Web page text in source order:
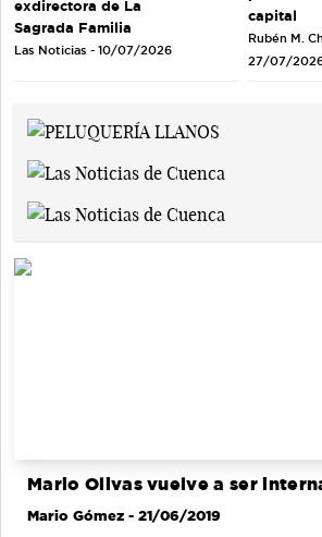
exdirectora de La
Sagrada Familia
Las Noticias - 10/07/2026
capital
Rubén M.
27/07/
Mario Olivas vuelve a ser
Mario Gómez - 21/06/2019